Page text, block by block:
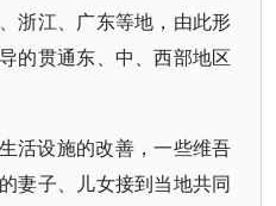
浙江、广东等地，由此形
的贯通东、中、西部地区
活设施的改善，一些维吾
妻子、儿女接到当地共同